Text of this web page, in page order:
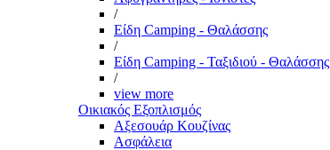
/
Είδη Camping - Θαλάσσης
/
Είδη Camping - Ταξιδιού - Θαλάσσης
/
view more
Οικιακός Εξοπλισμός
Αξεσουάρ Κουζίνας
Ασφάλεια